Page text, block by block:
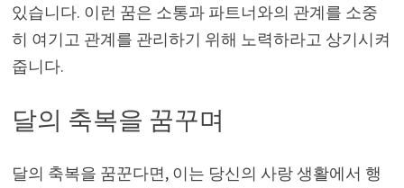
있습니다. 이런 꿈은 소통과 파트너와의 관계를 소중
히 여기고 관계를 관리하기 위해 노력하라고 상기시켜
줍니다.
달의 축복을 꿈꾸며
달의 축복을 꿈꾼다면, 이는 당신의 사랑 생활에서 행